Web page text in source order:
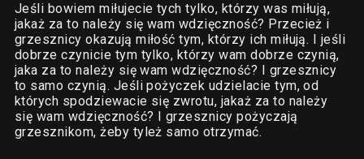
Jeśli bowiem miłujecie tych tylko, którzy was miłują,
jakaż za to należy się wam wdzięczność? Przecież i
grzesznicy okazują miłość tym, którzy ich miłują. I jeśli
dobrze czynicie tym tylko, którzy wam dobrze czynią,
jaka za to należy się wam wdzięczność? I grzesznicy
to samo czynią. Jeśli pożyczek udzielacie tym, od
których spodziewacie się zwrotu, jakaż za to należy
się wam wdzięczność? I grzesznicy pożyczają
grzesznikom, żeby tyleż samo otrzymać.